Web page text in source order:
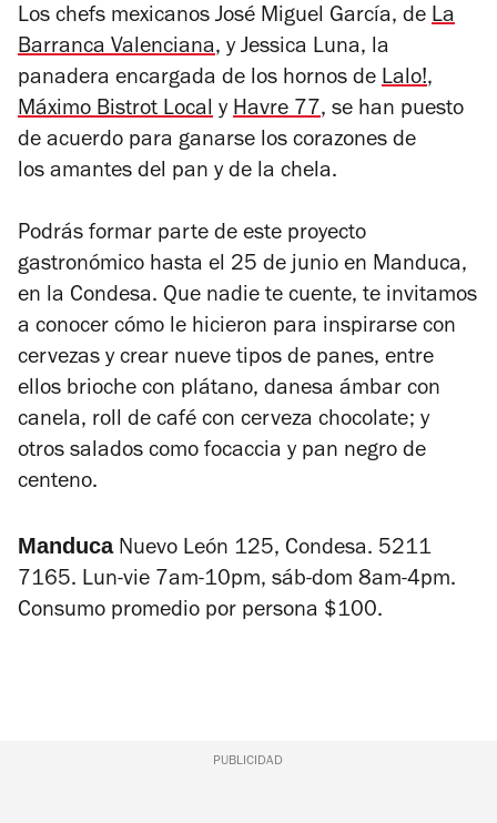
Los chefs mexicanos José Miguel García, de La
Barranca Valenciana, y Jessica Luna, la
panadera encargada de los hornos de Lalo!,
Máximo Bistrot Local y Havre 77, se han puesto
de acuerdo para ganarse los corazones de
los amantes del pan y de la chela.
Podrás formar parte de este proyecto
gastronómico hasta el 25 de junio en Manduca,
en la Condesa. Que nadie te cuente, te invitamos
a conocer cómo le hicieron para inspirarse con
cervezas y crear nueve tipos de panes, entre
ellos brioche con plátano, danesa ámbar con
canela, roll de café con cerveza chocolate; y
otros salados como focaccia y pan negro de
centeno.
ManducaNuevo León 125, Condesa. 5211
7165. Lun-vie 7am-10pm, sáb-dom 8am-4pm.
Consumo promedio por persona $100.
PUBLICIDAD